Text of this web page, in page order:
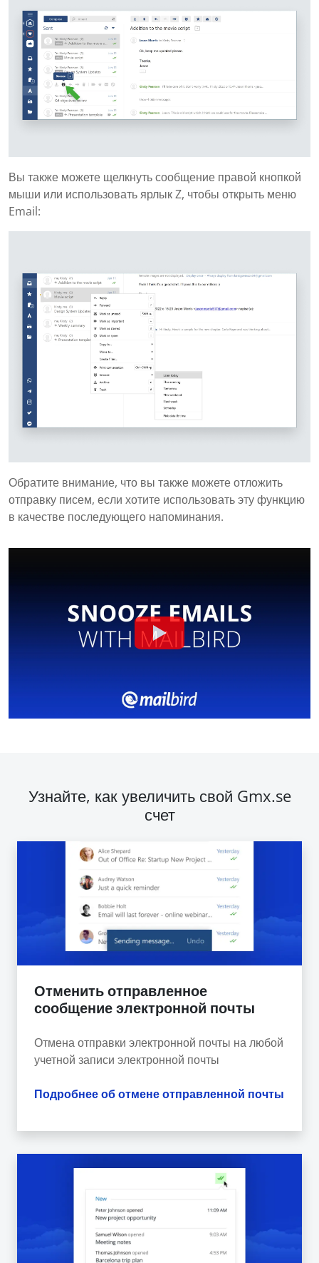
Вы также можете щелкнуть сообщение правой кнопкой
мыши или использовать ярлык Z, чтобы открыть меню
Email:
Обратите внимание, что вы также можете отложить
отправку писем, если хотите использовать эту функцию
в качестве последующего напоминания.
Узнайте, как увеличить свой Gmx.se
счет
Отменить отправленное
сообщение электронной почты
Отмена отправки электронной почты на любой
учетной записи электронной почты
Подробнее об отмене отправленной почты